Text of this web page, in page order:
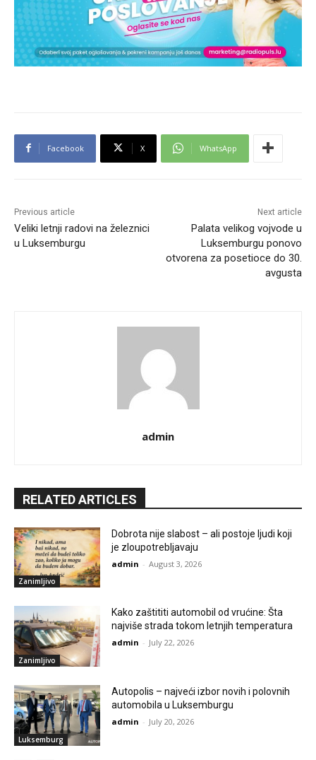
Facebook X WhatsApp
Previous article
Veliki letnji radovi na železnici
u Luksemburgu
Next article
Palata velikog vojvode u
Luksemburgu ponovo
otvorena za posetioce do 30.
avgusta
admin
RELATED ARTICLES
Zanimljivo
Dobrota nije slabost – ali postoje ljudi koji
je zloupotrebljavaju
admin - August 3, 2026
Zanimljivo
Kako zaštititi automobil od vrućine: Šta
najviše strada tokom letnjih temperatura
admin - July 22, 2026
Luksemburg
Autopolis – najveći izbor novih i polovnih
automobila u Luksemburgu
admin - July 20, 2026